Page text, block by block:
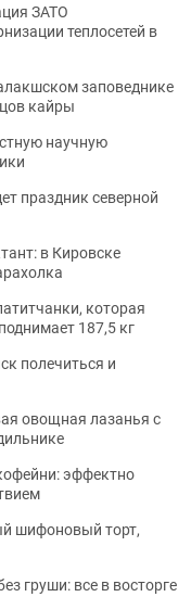
ЗАТО
теплосетей в
заповеднике
кайры
научную
праздник северной
в Кировске
которая
187,5 кг
полечиться и
овощная лазанья с
эффектно
шифоновый торт,
груши: все в восторге